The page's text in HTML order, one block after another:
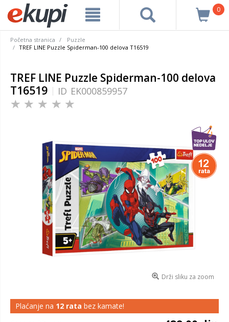
0
Početna stranica
Puzzle
TREF LINE Puzzle Spiderman-100 delova T16519
TREF LINE Puzzle Spiderman-100 delova
T16519
ID EK000859957
Drži sliku za zoom
Plaćanje na 12 rata bez kamate!